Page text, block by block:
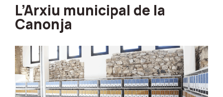
L’Arxiu municipal de la
Canonja